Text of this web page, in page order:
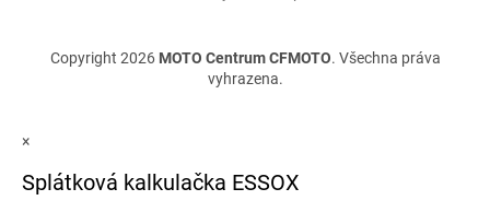
Copyright 2026 MOTO Centrum CFMOTO. Všechna práva
vyhrazena.
×
Splátková kalkulačka ESSOX